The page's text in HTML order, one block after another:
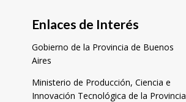
Enlaces de Interés
Gobierno de la Provincia de Buenos
Aires
Ministerio de Producción, Ciencia e
Innovación Tecnológica de la Provincia